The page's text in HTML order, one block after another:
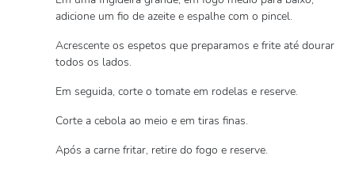
adicione um fio de azeite e espalhe com o pincel.
Acrescente os espetos que preparamos e frite até dourar
todos os lados.
Em seguida, corte o tomate em rodelas e reserve.
Corte a cebola ao meio e em tiras finas.
Após a carne fritar, retire do fogo e reserve.